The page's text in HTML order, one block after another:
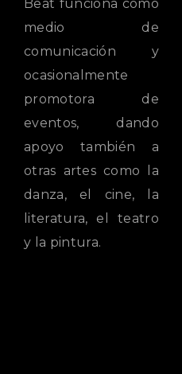
Beat funciona como
medio de
comunicación y
ocasionalmente
promotora de
eventos, dando
apoyo también a
otras artes como la
danza, el cine, la
literatura, el teatro
y la pintura.